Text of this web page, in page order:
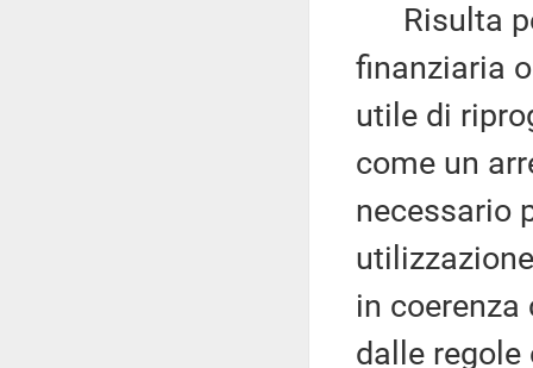
Risulta
finanziaria
utile di
come un
necessario
in
dalle regole